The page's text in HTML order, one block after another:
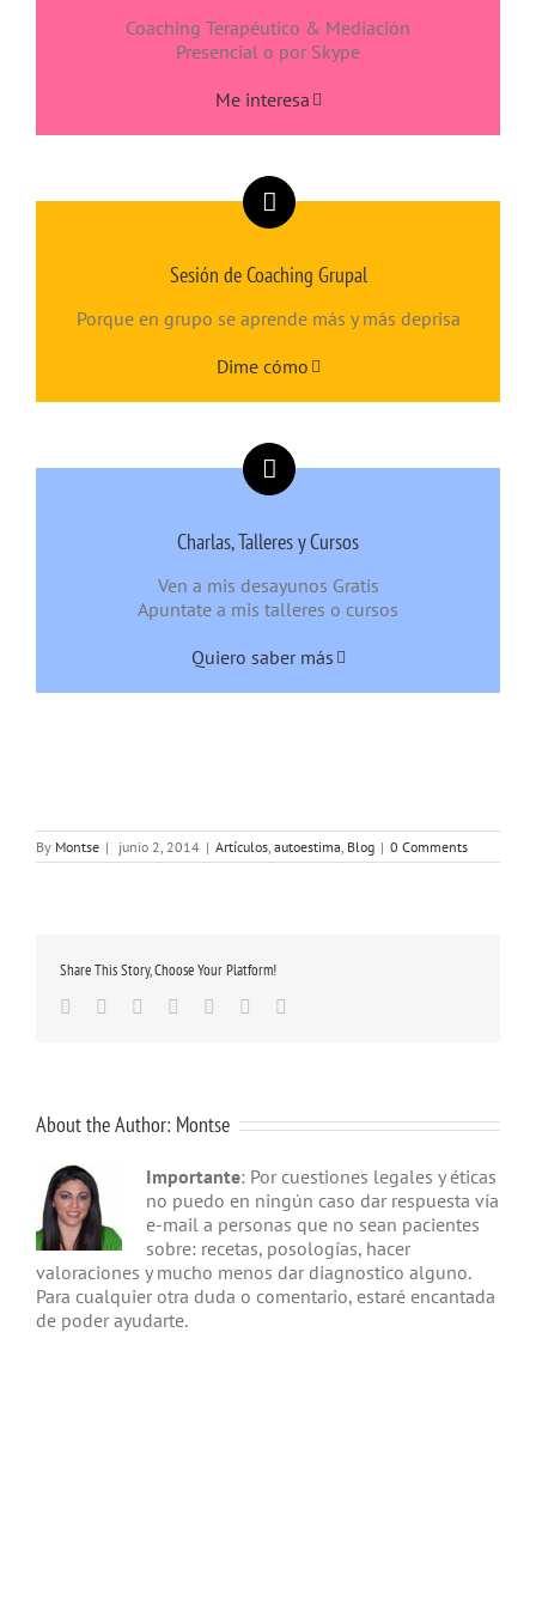
Coaching Terapéutico & Mediación
Presencial o por Skype
Me interesa
Sesión de Coaching Grupal
Porque en grupo se aprende más y más deprisa
Dime cómo
Charlas, Talleres y Cursos
Ven a mis desayunos Gratis
Apuntate a mis talleres o cursos
Quiero saber más
By Montse | junio 2, 2014 | Artículos, autoestima, Blog | 0 Comments
Share This Story, Choose Your Platform!
Facebook
TwitterLinkedinGoogle+
TumblrPinterest
About the Author: Montse
Importante: Por cuestiones legales y éticas
no puedo en ningún caso dar respuesta vía
e-mail a personas que no sean pacientes
sobre: recetas, posologías, hacer
valoraciones y mucho menos dar diagnostico alguno.
Para cualquier otra duda o comentario, estaré encantada
de poder ayudarte.